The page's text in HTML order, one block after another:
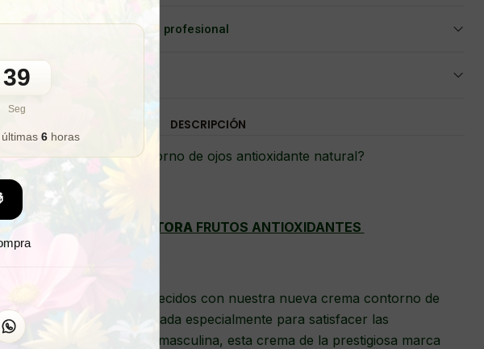
37
Seg
6 horas
al cliente y/o Asesoría profesional
para regalo
DESCRIPCIÓN
¿Buscas un contorno de ojos antioxidante natural?
PROTECTORA FRUTOS ANTIOXIDANTES
mirada y labios rejuvenecidos con nuestra nueva crema contorno de
para hombres! Diseñada especialmente para satisfacer las
de cuidado de la piel masculina, esta crema de la prestigiosa marca